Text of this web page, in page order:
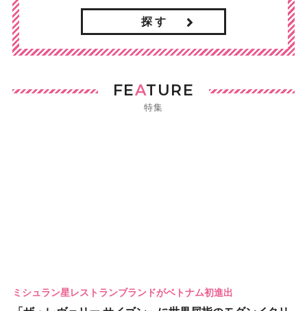
探 す
FEATURE
特集
ミシュラン星レストランブランドがベトナム初進出